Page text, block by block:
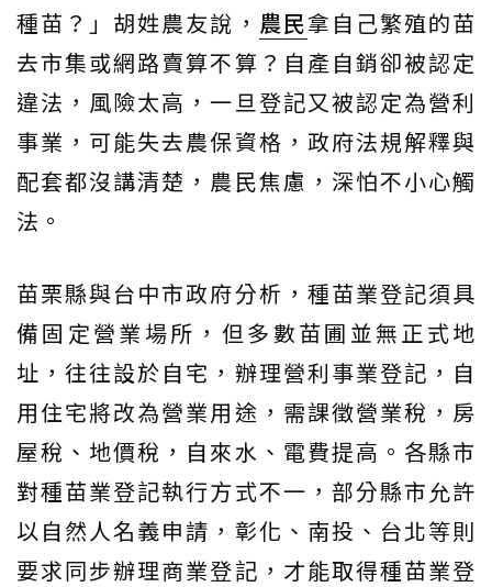
種苗？」胡姓農友說， 農民拿自己繁殖的苗
去市集或網路賣算不算？自產自銷卻被認定
違法，風險太高，一旦登記又被認定為營利
事業，可能失去農保資格，政府法規解釋與
配套都沒講清楚，農民焦慮，深怕不小心觸
法。
苗栗縣與台中市政府分析，種苗業登記須具
備固定營業場所，但多數苗圃並無正式地
址，往往設於自宅，辦理營利事業登記，自
用住宅將改為營業用途，需課徵營業稅，房
屋稅、地價稅，自來水、電費提高。各縣市
對種苗業登記執行方式不一，部分縣市允許
以自然人名義申請，彰化、南投、台北等則
要求同步辦理商業登記，才能取得種苗業登